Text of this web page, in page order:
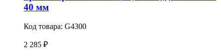
40 мм
Код товара: G4300
2 285 ₽